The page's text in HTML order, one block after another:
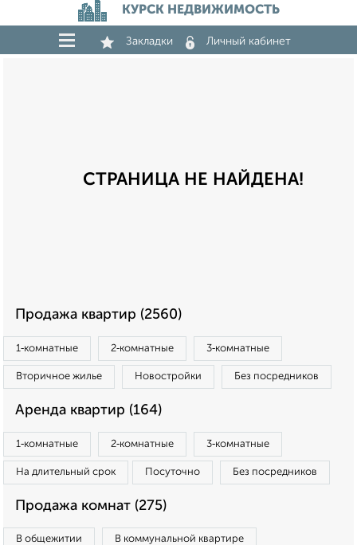
КУРСК НЕДВИЖИМОСТЬ
Закладки Личный кабинет
СТРАНИЦА НЕ НАЙДЕНА!
Продажа квартир (2560)
1‑комнатные 2‑комнатные 3‑комнатные
Вторичное жилье Новостройки Без посредников
Аренда квартир (164)
1‑комнатные 2‑комнатные 3‑комнатные
На длительный срок Посуточно Без посредников
Продажа комнат (275)
В общежитии В коммунальной квартире